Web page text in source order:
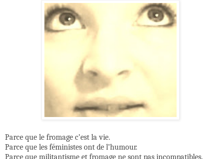
Parce que le fromage c’est la vie.
Parce que les féministes ont de l’humour.
Parce que militantisme et fromage ne sont pas incompatibles.